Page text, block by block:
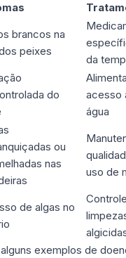
brancos na
peixes
da
do
acesso
água
ou
nas
uso de
de algas no
exemplos de